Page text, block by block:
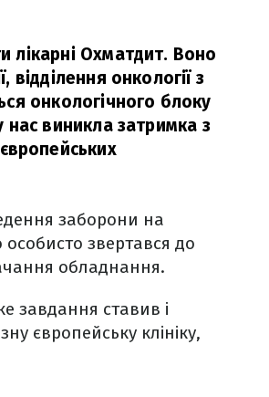
лікарні Охматдит. Воно
відділення онкології з
онкологічного блоку
нас виникла затримка з
заборони на
звертався до
обладнання.
завдання ставив і
європейську клініку,